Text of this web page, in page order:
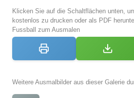
Klicken Sie auf die Schaltflächen unten,
kostenlos zu drucken oder als PDF
Fussball zum Ausmalen
Weitere Ausmalbilder aus dieser Galerie